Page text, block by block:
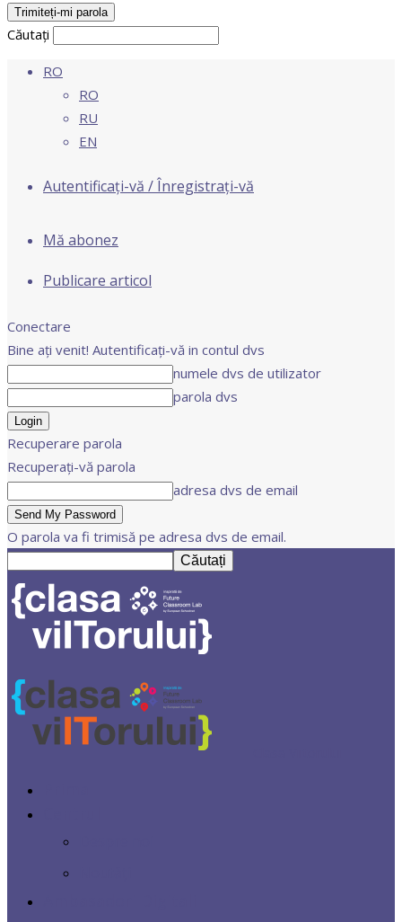
Căutați
RO
RO
RU
EN
Autentificați-vă / Înregistrați-vă
Mă abonez
Publicare articol
Conectare
Bine ați venit! Autentificați-vă in contul dvs
numele dvs de utilizator
parola dvs
Recuperare parola
Recuperați-vă parola
adresa dvs de email
O parola va fi trimisă pe adresa dvs de email.